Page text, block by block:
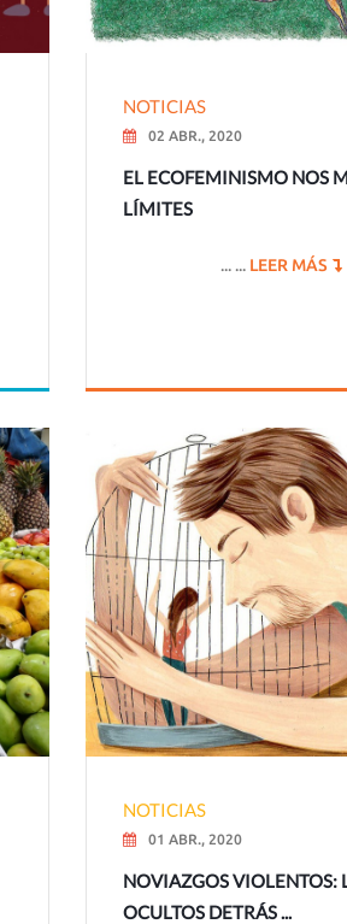
NOTICIAS
02 ABR., 2020
EL ECOFEMINISMO NOS
LÍMITES
LEER MÁS
NOTICIAS
01 ABR., 2020
NOVIAZGOS VIOLENTOS:
OCULTOS DETRÁS ...